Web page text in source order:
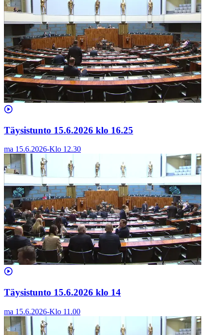
Täysistunto 15.6.2026 klo 16.25
ma 15.6.2026-Klo 12.30
Täysistunto 15.6.2026 klo 14
ma 15.6.2026-Klo 11.00